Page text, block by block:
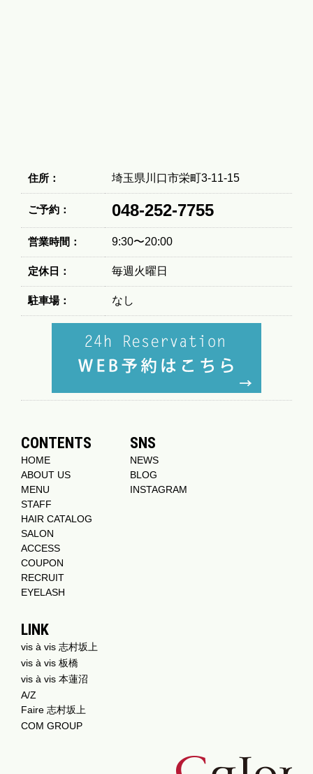
住所： 埼玉県川口市栄町3-11-15
ご予約： 048-252-7755
営業時間： 9:30〜20:00
定休日： 毎週火曜日
駐車場： なし
CONTENTS
HOME
ABOUT US
MENU
STAFF
HAIR CATALOG
SALON
ACCESS
COUPON
RECRUIT
EYELASH
SNS
NEWS
BLOG
INSTAGRAM
LINK
vis à vis 志村坂上
vis à vis 板橋
vis à vis 本蓮沼
A/Z
Faire 志村坂上
COM GROUP